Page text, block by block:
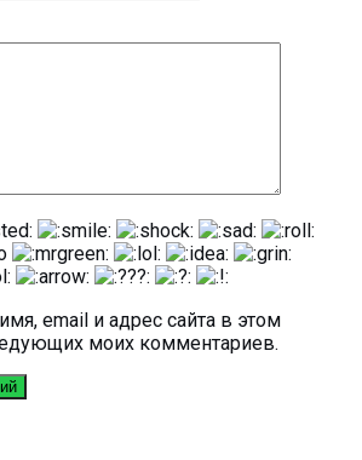
email и адрес сайта в этом
моих комментариев.